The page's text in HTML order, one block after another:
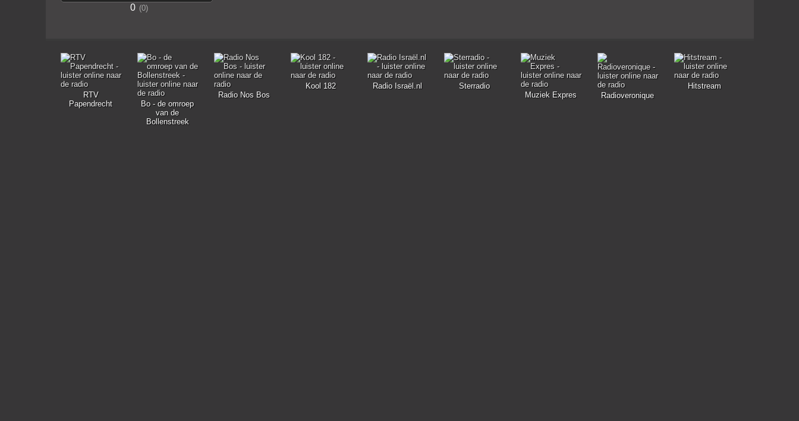
0 0
RTV
Papendrecht
Bo - de omroep
van de
Bollenstreek
Radio Nos Bos
Kool 182 Radio Israël.nl
Sterradio
Muziek Expres
Radioveronique
Hitstream